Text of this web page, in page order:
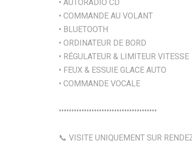
• AUTORADIO CD
• COMMANDE AU VOLANT
• BLUETOOTH
• ORDINATEUR DE BORD
• RÉGULATEUR & LIMITEUR VITESSE
• FEUX & ESSUIE GLACE AUTO
• COMMANDE VOCALE
•••••••••••••••••••••••••••••••••••••••
📞 VISITE UNIQUEMENT SUR